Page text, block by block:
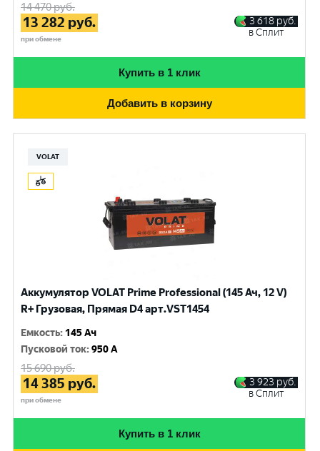
14 470руб.
13 282 руб.
при обмене
3 618 руб.
в Сплит
Купить в 1 клик
Добавить в корзину
VOLAT
Аккумулятор VOLAT Prime Professional (145 Ач, 12 V)
R+ Грузовая, Прямая D4 арт.VST1454
Емкость: 145 Ач
Пусковой ток:950 A
15 690руб.
14 385 руб.
при обмене
3 923 руб.
в Сплит
Купить в 1 клик